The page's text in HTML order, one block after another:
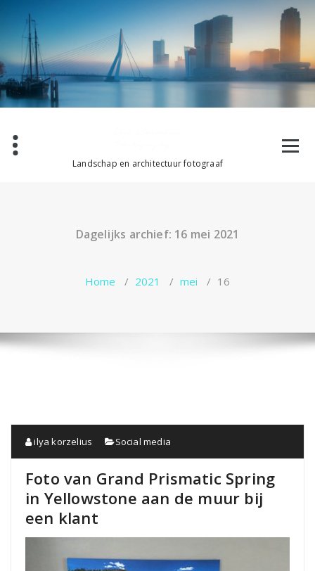
inhoud
Landschap en architectuur fotograaf
Dagelijks archief: 16 mei 2021
Home / 2021 / mei / 16
ilya korzelius Social media
Foto van Grand Prismatic Spring
in Yellowstone aan de muur bij
een klant